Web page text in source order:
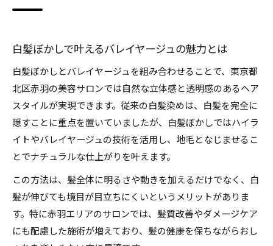
白髪ぼかしで気になるダメージを最小限に
ハイライト活用で若々しい印象に変身
白髪ぼかしとハイライトの組み合わせ効果
ハイライトで若々しさを引き出す理由
白髪ぼかしハイライト施術の特徴を紹介
失敗しないハイライトデザインの選び方
白髪ぼかしで叶える立体感ある髪色の秘訣
髪質改善と白髪ぼかしの相性を徹底解説
白髪ぼかしと髪質改善の相乗効果について
ダメージレス白髪ぼかしの実現ポイント
白髪ぼかしで叶えるバレイヤージュの魅力とは
白髪ぼかしとバレイヤージュを組み合わせることで、東京都
北区赤羽の美容サロンでは自然な立体感と透明感のあるヘア
スタイルが実現できます。従来の白髪染めは、白髪を完全に
隠すことに重点を置いていましたが、白髪ぼかしではハイラ
イトやバレイヤージュの技術を活用し、地毛となじませるこ
とでナチュラルな仕上がりを叶えます。
この方法は、髪全体に明るさや動きを加えるだけでなく、白
髪が伸びても境目が目立ちにくいというメリットがありま
す。特に赤羽エリアのサロンでは、髪質改善やダメージケア
にも配慮した施術が増えており、髪の健康を保ちながらおし